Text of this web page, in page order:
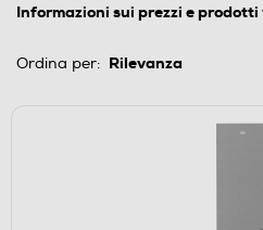
Informazioni sui prezzi e
Ordina per: